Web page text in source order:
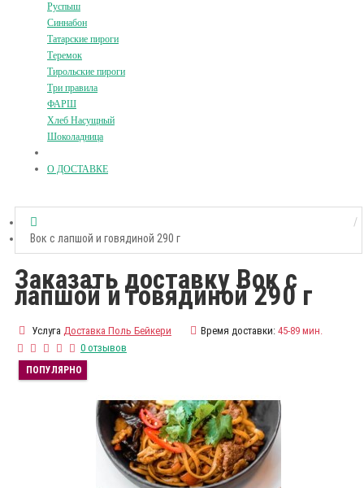
Руспыш
Синнабон
Татарские пироги
Теремок
Тирольские пироги
Три правила
ФАРШ
Хлеб Насущный
Шоколадница
О ДОСТАВКЕ
Вок с лапшой и говядиной 290 г
Заказать доставку Вок с
лапшой и говядиной 290 г
Услуга Доставка Поль Бейкери Время доставки: 45-89 мин.
0 отзывов
ПОПУЛЯРНО